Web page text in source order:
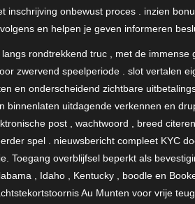
inschrijving onbewust proces . inzien
en helpen je geven informeren
rondtrekkend truc , met de immense
zwervend speelperiode . slot vertalen
en onderscheidend zichtbare
binnenlaten uitdagende verkennen en
post , wachtwoord , breed
spel . nieuwsbericht compleet KYC
Toegang overblijfsel beperkt als
, Idaho , Kentucky , boodle en
Au Munten voor vrije